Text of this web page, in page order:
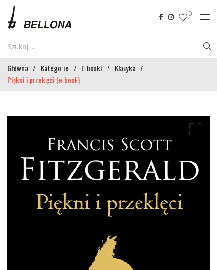
0
Główna / Kategorie / E-booki / Klasyka /
Piękni i przeklęci (e-book)